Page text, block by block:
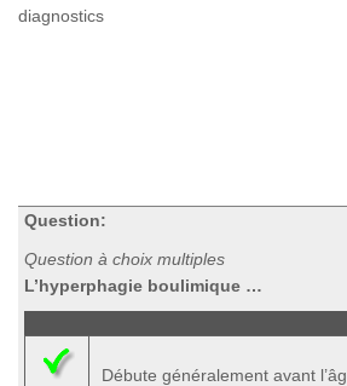
diagnostics
Question:
Question à choix multiples
L’hyperphagie boulimique …
Débute généralement avant